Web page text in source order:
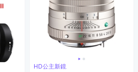
HD公主新鏡